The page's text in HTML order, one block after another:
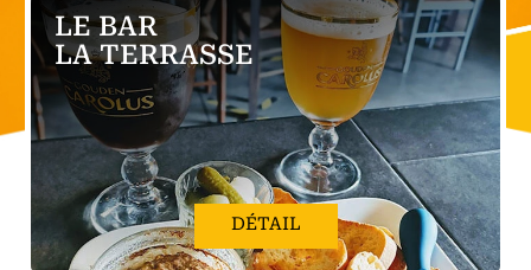
LE BAR
LA TERRASSE
DÉTAIL